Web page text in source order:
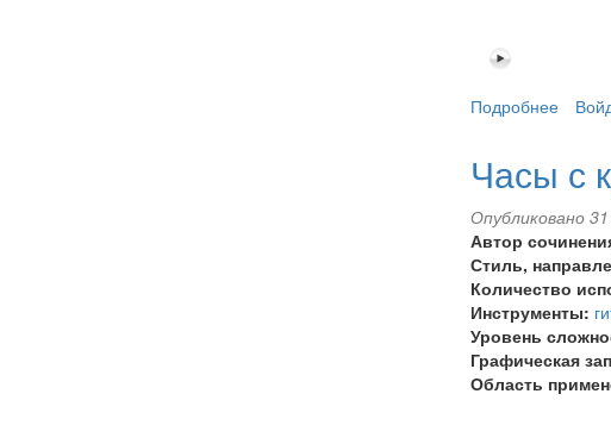
Подробнеео
Галуза
Часы с
Опубликовано
Автор
Стиль,
Количество
Инструменты:
Уровень
Графическая
Область